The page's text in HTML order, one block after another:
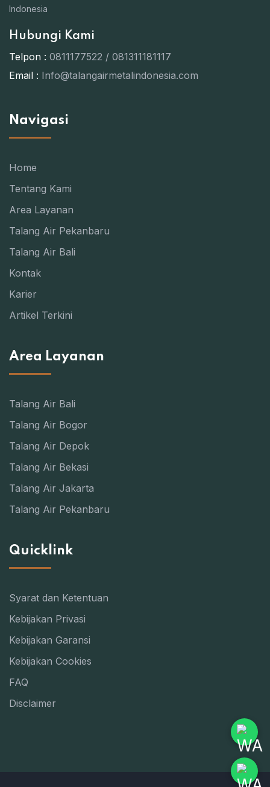
Indonesia
Hubungi Kami
Telpon : 0811177522 / 081311181117
Email : Info@talangairmetalindonesia.com
Navigasi
Home
Tentang Kami
Area Layanan
Talang Air Pekanbaru
Talang Air Bali
Kontak
Karier
Artikel Terkini
Area Layanan
Talang Air Bali
Talang Air Bogor
Talang Air Depok
Talang Air Bekasi
Talang Air Jakarta
Talang Air Pekanbaru
Quicklink
Syarat dan Ketentuan
Kebijakan Privasi
Kebijakan Garansi
Kebijakan Cookies
FAQ
Disclaimer